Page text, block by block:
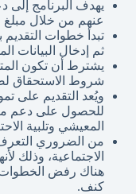
يهدف البرنامج إلى
عنهم من خلال
تبدأ خطوات
ثم إدخال البيانات
يشترط أن تكون
شروط الاستحقاق
ويُعد التقديم على
للحصول على دعم
المعيشي وتلبية
من الضروري
الاجتماعية، وذلك
هناك رفض
كنف.